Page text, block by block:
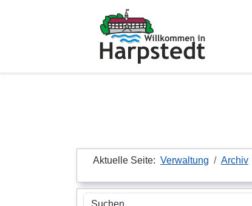
Aktuelle Seite: Verwaltung Archiv